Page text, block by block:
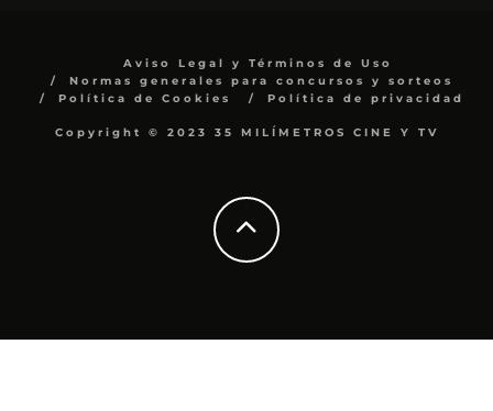
Aviso Legal y Términos de Uso
Normas generales para concursos y sorteos
Política de Cookies
Política de privacidad
Copyright © 2023 35 MILÍMETROS CINE Y TV